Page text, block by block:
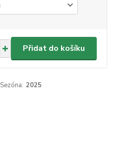
Přidat do košíku
Sezóna: 2025